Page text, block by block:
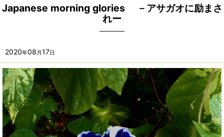
Japanese morning glories －アサガオに励まさ
れー
2020年08 月17日